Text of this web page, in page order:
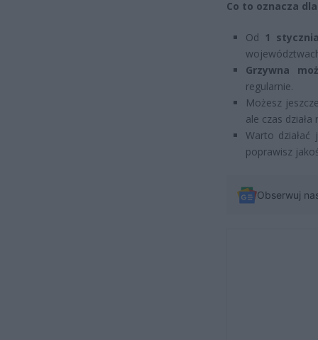
Co to oznacza
Od 1
Grzywna
regularnie.
Możesz
ale czas
Warto
poprawisz
Obserwuj